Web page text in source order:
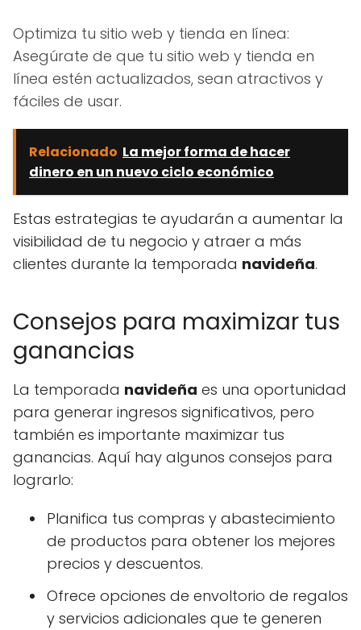
Optimiza tu sitio web y tienda en línea:
Asegúrate de que tu sitio web y tienda en
línea estén actualizados, sean atractivos y
fáciles de usar.
Relacionado La mejor forma de hacer
dinero en un nuevo ciclo económico
Estas estrategias te ayudarán a aumentar la
visibilidad de tu negocio y atraer a más
clientes durante la temporada navideña.
Consejos para maximizar tus
ganancias
La temporada navideña es una oportunidad
para generar ingresos significativos, pero
también es importante maximizar tus
ganancias. Aquí hay algunos consejos para
lograrlo:
Planifica tus compras y abastecimiento
de productos para obtener los mejores
precios y descuentos.
Ofrece opciones de envoltorio de regalos
y servicios adicionales que te generen